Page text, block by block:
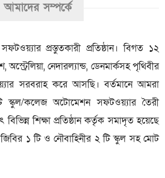
আমাদের সম্পর্কে
প্রস্তুতকারী প্রতিষ্ঠান। বিগত ১২
নেদারল্যান্ড, ডেনমার্কসহ পৃথিবীর
সরবরাহ করে আসছি। বর্তমানে আমরা
কলেজ অটোমেশন সফটওয়্যার তৈরী
শিক্ষা প্রতিষ্ঠান কর্তৃক সমাদৃত হয়েছে
১ টি ও নৌবাহিনীর ২ টি স্কুল সহ মোট